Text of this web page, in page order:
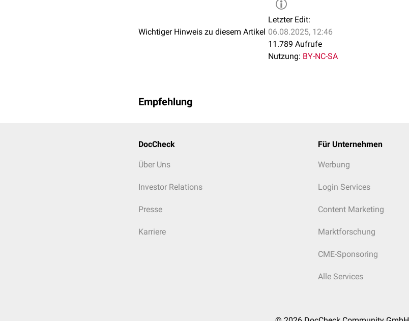
Wichtiger Hinweis zu diesem Artikel
Letzter Edit:
06.08.2025, 12:46
11.789 Aufrufe
Nutzung: BY-NC-SA
Empfehlung
DocCheck
Über Uns
Investor Relations
Presse
Karriere
Für Unternehmen
Werbung
Login Services
Content Marketing
Marktforschung
CME-Sponsoring
Alle Services